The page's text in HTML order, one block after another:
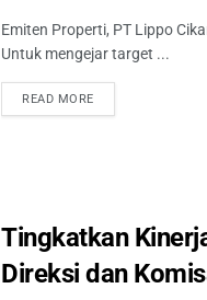
Emiten Properti, PT Lippo
Untuk mengejar target ...
READ MORE
Tingkatkan
Direksi dan